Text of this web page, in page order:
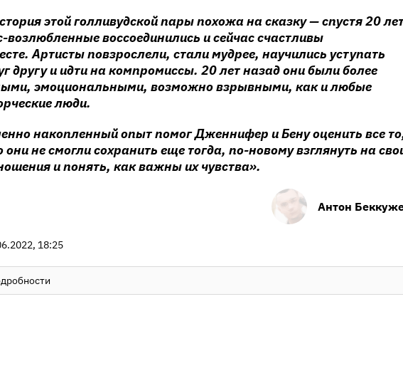
этой голливудской пары похожа на сказку — спустя 20
возлюбленные воссоединились и сейчас счастливы
Артисты повзрослели, стали мудрее, научились уступать
другу и идти на компромиссы. 20 лет назад они были более
эмоциональными, возможно взрывными, как и любые
люди.
накопленный опыт помог Дженнифер и Бену оценить все
они не смогли сохранить еще тогда, по-новому взглянуть на
и понять, как важны их чувства».
Антон
18:25